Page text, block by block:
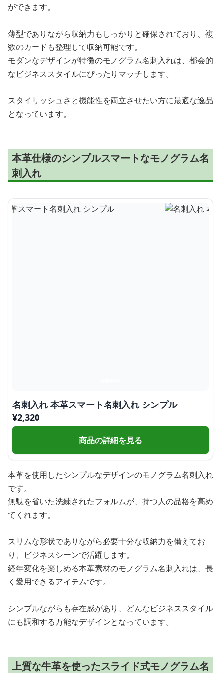
ができます。
薄型でありながら収納力もしっかりと確保されており、複
数のカードも整理して収納可能です。
モダンなデザインが特徴のモノグラム名刺入れは、都会的
なビジネススタイルにぴったりマッチします。
スタイリッシュさと機能性を両立させたい方に最適な逸品
となっています。
本革仕様のシンプルスマートなモノグラム名
刺入れ
名刺入れ 本革スマート名刺入れ シンプル
¥2,320
商品の詳細を見る
本革を使用したシンプルなデザインのモノグラム名刺入れ
です。
無駄を省いた洗練されたフォルムが、持つ人の品格を高め
てくれます。
スリムな形状でありながら必要十分な収納力を備えてお
り、ビジネスシーンで活躍します。
経年変化を楽しめる本革素材のモノグラム名刺入れは、長
く愛用できるアイテムです。
シンプルながらも存在感があり、どんなビジネススタイル
にも調和する万能なデザインとなっています。
上質な牛革を使ったスライド式モノグラム名